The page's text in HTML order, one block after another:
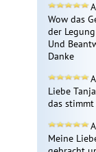
Wow das
der Legung
Und
Danke
Liebe
das
Meine